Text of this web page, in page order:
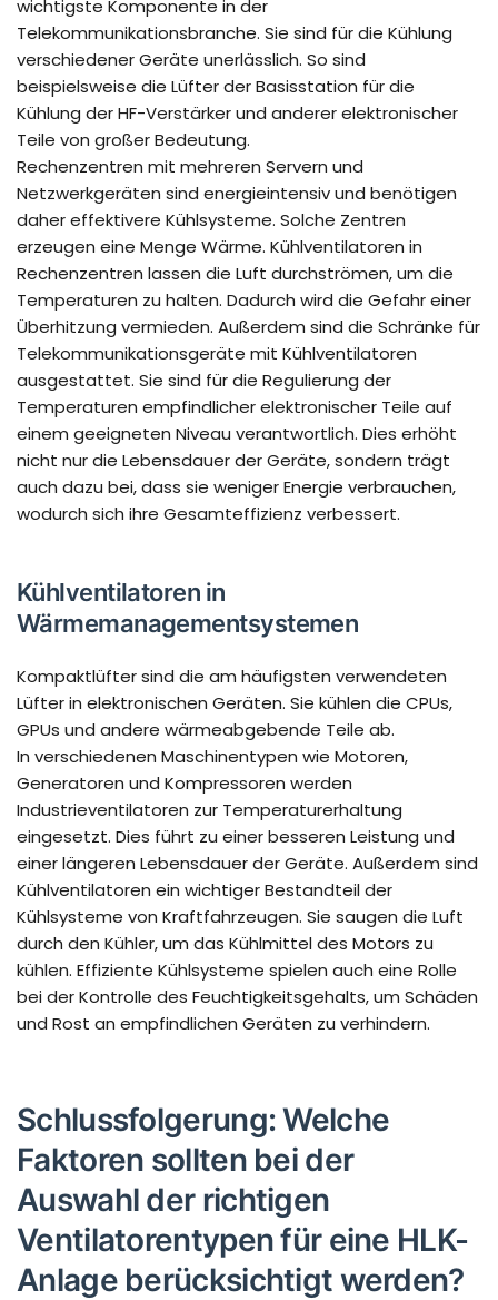
wichtigste Komponente in der
Telekommunikationsbranche. Sie sind für die Kühlung
verschiedener Geräte unerlässlich. So sind
beispielsweise die Lüfter der Basisstation für die
Kühlung der HF-Verstärker und anderer elektronischer
Teile von großer Bedeutung.
Rechenzentren mit mehreren Servern und
Netzwerkgeräten sind energieintensiv und benötigen
daher effektivere Kühlsysteme. Solche Zentren
erzeugen eine Menge Wärme. Kühlventilatoren in
Rechenzentren lassen die Luft durchströmen, um die
Temperaturen zu halten. Dadurch wird die Gefahr einer
Überhitzung vermieden. Außerdem sind die Schränke für
Telekommunikationsgeräte mit Kühlventilatoren
ausgestattet. Sie sind für die Regulierung der
Temperaturen empfindlicher elektronischer Teile auf
einem geeigneten Niveau verantwortlich. Dies erhöht
nicht nur die Lebensdauer der Geräte, sondern trägt
auch dazu bei, dass sie weniger Energie verbrauchen,
wodurch sich ihre Gesamteffizienz verbessert.
Kühlventilatoren in
Wärmemanagementsystemen
Kompaktlüfter sind die am häufigsten verwendeten
Lüfter in elektronischen Geräten. Sie kühlen die CPUs,
GPUs und andere wärmeabgebende Teile ab.
In verschiedenen Maschinentypen wie Motoren,
Generatoren und Kompressoren werden
Industrieventilatoren zur Temperaturerhaltung
eingesetzt. Dies führt zu einer besseren Leistung und
einer längeren Lebensdauer der Geräte. Außerdem sind
Kühlventilatoren ein wichtiger Bestandteil der
Kühlsysteme von Kraftfahrzeugen. Sie saugen die Luft
durch den Kühler, um das Kühlmittel des Motors zu
kühlen. Effiziente Kühlsysteme spielen auch eine Rolle
bei der Kontrolle des Feuchtigkeitsgehalts, um Schäden
und Rost an empfindlichen Geräten zu verhindern.
Schlussfolgerung: Welche
Faktoren sollten bei der
Auswahl der richtigen
Ventilatorentypen für eine HLK-
Anlage berücksichtigt werden?